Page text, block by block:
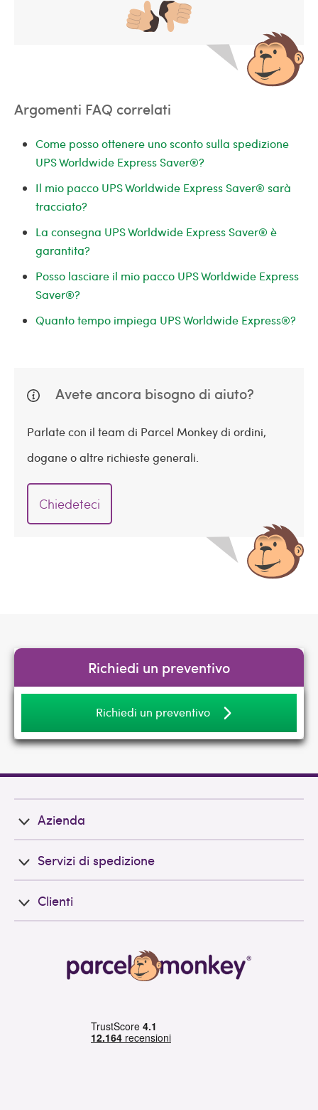
Argomenti FAQ correlati
Come posso ottenere uno sconto sulla spedizione
UPS Worldwide Express Saver®?
Il mio pacco UPS Worldwide Express Saver® sarà
tracciato?
La consegna UPS Worldwide Express Saver® è
garantita?
Posso lasciare il mio pacco UPS Worldwide Express
Saver®?
Quanto tempo impiega UPS Worldwide Express®?
Avete ancora bisogno di aiuto?
Parlate con il team di Parcel Monkey di ordini,
dogane o altre richieste generali.
Chiedeteci
Richiedi un preventivo
Richiedi un preventivo
Azienda
Servizi di spedizione
Clienti